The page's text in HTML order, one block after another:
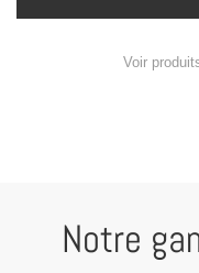
Voir
Notre